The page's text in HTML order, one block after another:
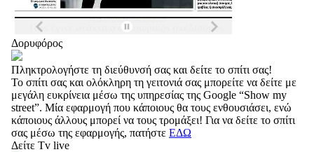
Δορυφόρος
Πληκτρολογήστε τη διεύθυνσή σας και δείτε το σπίτι σας!
Το σπίτι σας και ολόκληρη τη γειτονιά σας μπορείτε να δείτε με
μεγάλη ευκρίνεια μέσω της υπηρεσίας της Google “Show my
street”. Μία εφαρμογή που κάποιους θα τους ενθουσιάσει, ενώ
κάποιους άλλους μπορεί να τους τρομάξει! Για να δείτε το σπίτι
σας μέσω της εφαρμογής, πατήστε ΕΔΩ
Δείτε Tv live